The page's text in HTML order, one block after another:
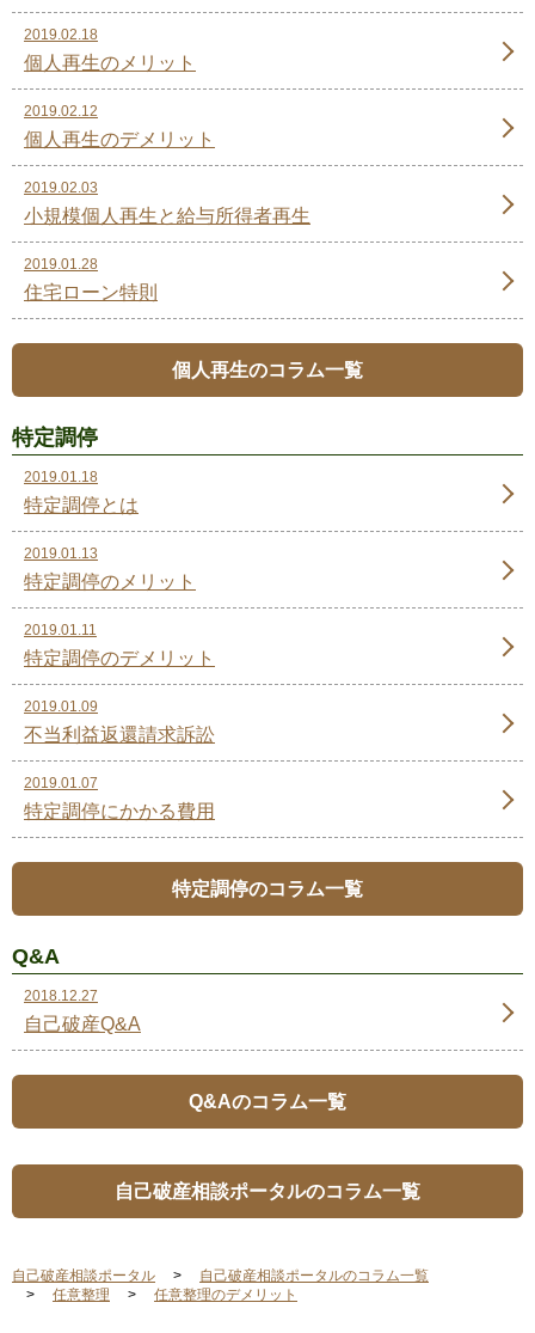
2019.02.18
個人再生のメリット
2019.02.12
個人再生のデメリット
2019.02.03
小規模個人再生と給与所得者再生
2019.01.28
住宅ローン特則
個人再生のコラム一覧
特定調停
2019.01.18
特定調停とは
2019.01.13
特定調停のメリット
2019.01.11
特定調停のデメリット
2019.01.09
不当利益返還請求訴訟
2019.01.07
特定調停にかかる費用
特定調停のコラム一覧
Q&A
2018.12.27
自己破産Q&A
Q&Aのコラム一覧
自己破産相談ポータルのコラム一覧
自己破産相談ポータル
自己破産相談ポータルのコラム一覧
任意整理
任意整理のデメリット